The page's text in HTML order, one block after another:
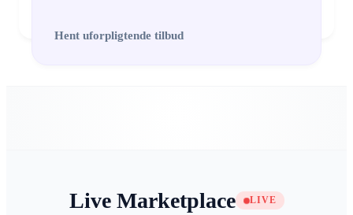
Hent uforpligtende tilbud
Live Marketplace LIVE